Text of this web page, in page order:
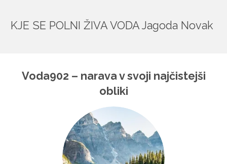
KJE SE POLNI ŽIVA VODA Jagoda Novak
Voda902 – narava v svoji najčistejši
obliki